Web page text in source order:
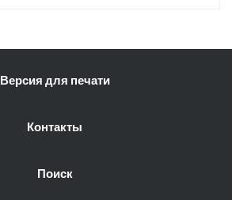
Версия для печати
Контакты
Поиск